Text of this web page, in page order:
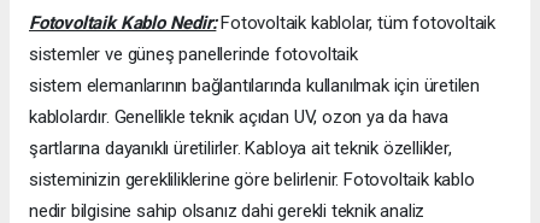
Fotovoltaik Kablo Nedir:Fotovoltaik kablolar, tüm fotovoltaik
sistemler ve güneş panellerinde fotovoltaik
sistem elemanlarının bağlantılarında kullanılmak için üretilen
kablolardır. Genellikle teknik açıdan UV, ozon ya da hava
şartlarına dayanıklı üretilirler. Kabloya ait teknik özellikler,
sisteminizin gerekliliklerine göre belirlenir. Fotovoltaik kablo
nedir bilgisine sahip olsanız dahi gerekli teknik analiz